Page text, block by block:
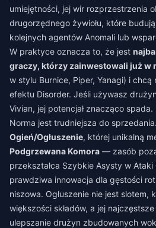
umiejętności, jej wir rozprzestrzenia
drugorzędnego żywiołu, które
kolejnych agentów Anomali lub
W praktyce oznacza to, że jest
graczy, którzy zainwestowali już w
w stylu Burnice, Piper, Yanagi) i
efektu Disorder. Jeśli używasz
Vivian, jej potencjał znacząco spada.
Norma jest trudniejsza do
Ogień/Ogłuszenie, której unikalną
Podgrzewana Komora — zasób
przekształca Szybkie Asysty w Ataki
prawdziwa innowacja dla gęstości
niszowa. Ogłuszenie nie jest slotem,
większości składów, a jej
ulepszanie drużyn zbudowanych